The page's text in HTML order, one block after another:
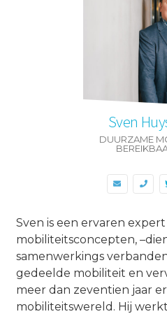
Sven
DUURZAME
Sven is een ervaren
mobiliteitsconcepten,
samenwerkings
gedeelde mobiliteit en
meer dan zeventien jaar
mobiliteitswereld. Hij